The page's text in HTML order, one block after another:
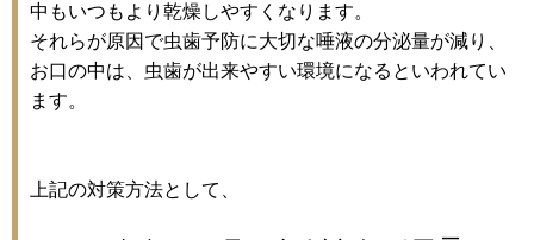
中もいつもより乾燥しやすくなります。
それらが原因で虫歯予防に大切な唾液の分泌量が減り、
お口の中は、虫歯が出来やすい環境になるといわれてい
ます。
上記の対策方法として、